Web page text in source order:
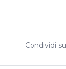
Condividi su